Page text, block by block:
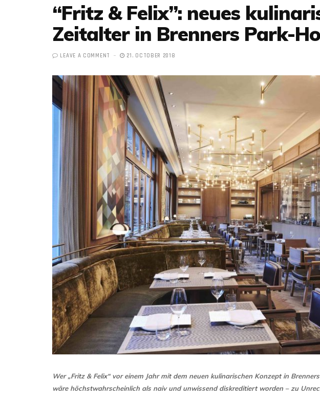
“Fritz & Felix”: neues
Zeitalter in Brenners Park-
LEAVE A COMMENT 21. OCTOBER 2018
Wer „Fritz & Felix“ vor einem Jahr mit dem neuen kulinarischen Konzept in
wäre höchstwahrscheinlich als naiv und unwissend diskreditiert worden – zu